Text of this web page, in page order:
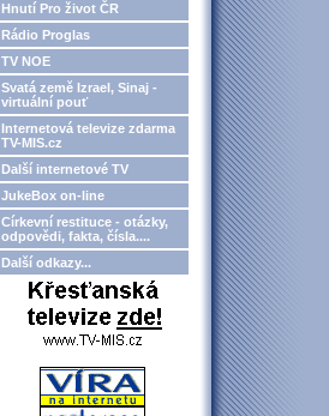
Hnutí Pro život ČR
Rádio Proglas
TV NOE
Svatá země Izrael, Sinaj -
virtuální pouť
Internetová televize zdarma
TV-MIS.cz
Další internetové TV
JukeBox on-line
Církevní restituce - otázky,
odpovědi, fakta, čísla....
Další odkazy...